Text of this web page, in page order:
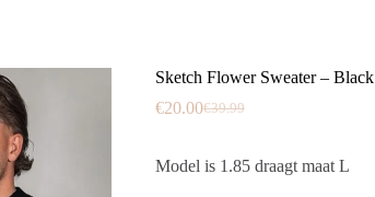
Sketch Flower Sweater – Black
€39.99
Oorspronkelijke
was:
€39.99.
€20.00Huidige
is:
€20.00.
Model is 1.85 draagt maat L